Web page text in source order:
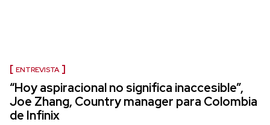
ENTREVISTA
“Hoy aspiracional no significa inaccesible”,
Joe Zhang, Country manager para Colombia
de Infinix